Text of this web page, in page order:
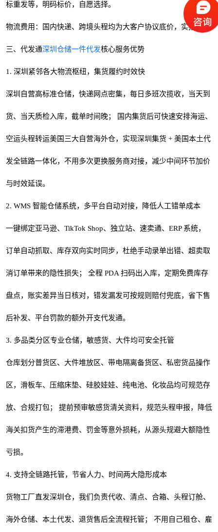
标重发等，明码标价，自愿选择。
物流费用：国内快递、跨境头程均为大客户协议底价，实报实销
三、代发通深圳仓储一件代发核心服务优势
1. 深圳紧邻各大物流枢纽，集货履约时效快
深圳自营高标准仓储，快递网点密集，每日多班次揽收，当天到
货、当天质检入库，截单时间晚； 国内集货后可快速安排海运、
空运头程转运美国三大自营海外仓，实现深圳集货 + 美国本土代
发全链路一体化，不用多次更换服务商对接，减少中间环节加价
与时效延误。
2. WMS 智能仓储系统，多平台自动对接，降低人工错单成本
一键绑定亚马逊、TikTok Shop、独立站、速卖通、ERP 系统，
订单自动抓取、库存双向实时同步，杜绝手动录单出错、超卖取
消订单带来的隐性损失； 全程 PDA 扫码出入库，定期免费库存
盘点，账实差异当日核对，错发漏发可按规则赔付兜底，省下售
后补发、平台罚款的额外开支代发通。
3. 多品类分区专业仓储，敏感货、大件均可安全托管
仓库划分普货区、大件堆放区、带电隔离备货区、私密货品操作
区，滑板车、压缩床垫、硅胶娃娃、纯电池、化妆品均可规范存
放、合规打包； 提前预审敏感货清关资料，规范头程申报，降低
海关扣货产生的滞港费、罚金等意外损耗，从源头规避大额隐性
亏损。
4. 支持全链路托管，节省人力、时间两大隐形成本
货物工厂直发深圳仓，我们负责代收、清点、合箱、头程订舱、
海外仓储、本土代发、退货售后全流程托管； 不用自己租仓、雇